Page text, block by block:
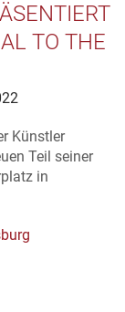
TO THE
Künstler
Teil seiner
in